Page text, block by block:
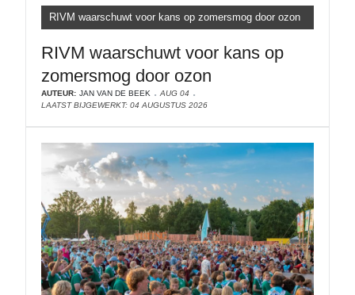
RIVM waarschuwt voor kans op zomersmog door ozon
RIVM waarschuwt voor kans op
zomersmog door ozon
AUTEUR: JAN VAN DE BEEK
AUG 04
LAATST BIJGEWERKT: 04 AUGUSTUS 2026